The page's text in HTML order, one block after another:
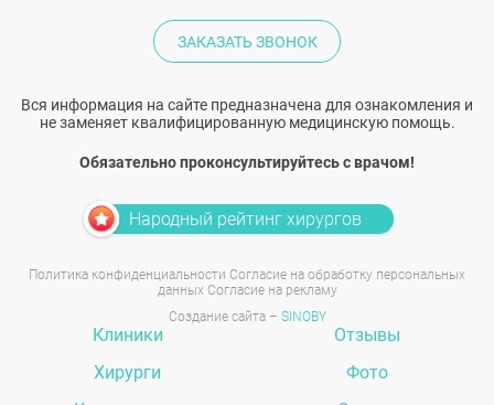
ЗАКАЗАТЬ ЗВОНОК
Вся информация на сайте предназначена для ознакомления и
не заменяет квалифицированную медицинскую помощь.
Обязательно проконсультируйтесь с врачом!
Народный рейтинг хирургов
Политика конфиденциальности Согласие на обработку персональных
данных Согласие на рекламу
Создание сайта – SINOBY
Клиники
Хирурги
Отзывы
Фото